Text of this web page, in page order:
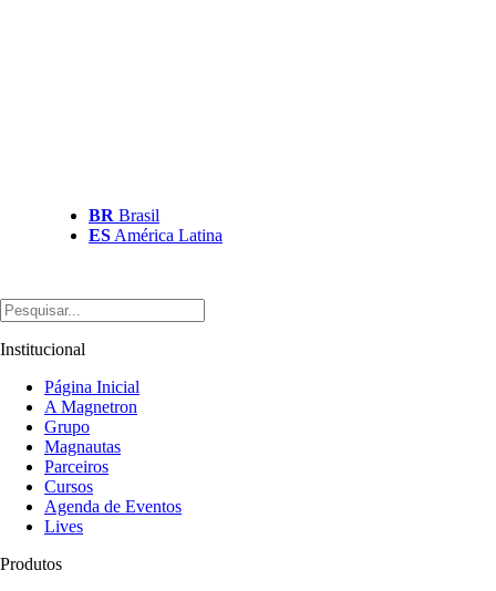
BR Brasil
ES América Latina
Institucional
Página Inicial
A Magnetron
Grupo
Magnautas
Parceiros
Cursos
Agenda de Eventos
Lives
Produtos